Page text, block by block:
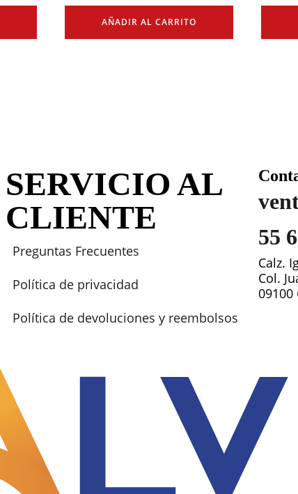
AÑADIR AL CARRITO
SERVICIO AL
CLIENTE
Preguntas Frecuentes
Política de privacidad
Política de devoluciones y reembolsos
55
Calz.
Col.
09100